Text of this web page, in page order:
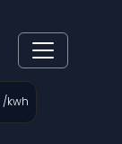
/kwh